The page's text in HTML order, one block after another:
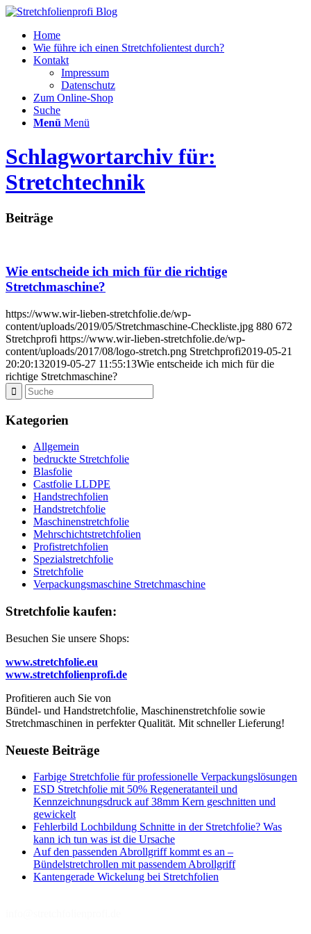
Home
Wie führe ich einen Stretchfolientest durch?
Kontakt
Impressum
Datenschutz
Zum Online-Shop
Suche
Menü Menü
Schlagwortarchiv für:
Stretchtechnik
Beiträge
Wie entscheide ich mich für die richtige
Stretchmaschine?
https://www.wir-lieben-stretchfolie.de/wp-
content/uploads/2019/05/Stretchmaschine-Checkliste.jpg 880 672
Stretchprofi https://www.wir-lieben-stretchfolie.de/wp-
content/uploads/2017/08/logo-stretch.png Stretchprofi2019-05-21
20:20:132019-05-27 11:55:13Wie entscheide ich mich für die
richtige Stretchmaschine?
Kategorien
Allgemein
bedruckte Stretchfolie
Blasfolie
Castfolie LLDPE
Handstrechfolien
Handstretchfolie
Maschinenstretchfolie
Mehrschichtstretchfolien
Profistretchfolien
Spezialstretchfolie
Stretchfolie
Verpackungsmaschine Stretchmaschine
Stretchfolie kaufen:
Besuchen Sie unsere Shops:
www.stretchfolie.eu
www.stretchfolienprofi.de
Profitieren auch Sie von
Bündel- und Handstretchfolie, Maschinenstretchfolie sowie
Stretchmaschinen in perfekter Qualität. Mit schneller Lieferung!
Neueste Beiträge
Farbige Stretchfolie für professionelle Verpackungslösungen
ESD Stretchfolie mit 50% Regeneratanteil und
Kennzeichnungsdruck auf 38mm Kern geschnitten und
gewickelt
Fehlerbild Lochbildung Schnitte in der Stretchfolie? Was
kann ich tun was ist die Ursache
Auf den passenden Abrollgriff kommt es an –
Bündelstretchrollen mit passendem Abrollgriff
Kantengerade Wickelung bei Stretchfolien